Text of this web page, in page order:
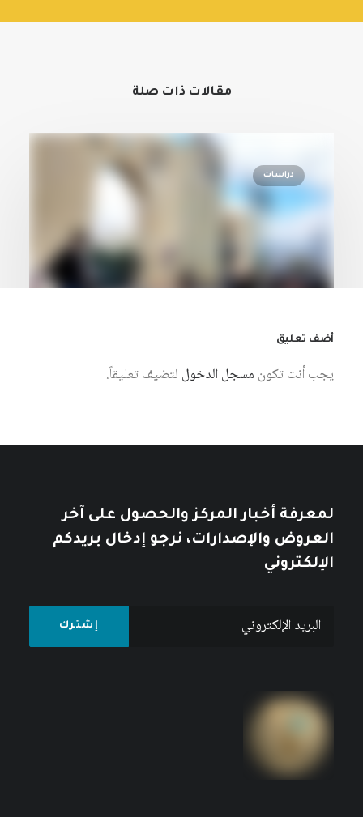
مقالات ذات صلة
دراسات
6 أغسطس، 2026
أضف تعليق
يجب أنت تكون مسجل الدخول لتضيف تعليقاً.
لمعرفة أخبار المركز والحصول على آخر
العروض والإصدارات، نرجو إدخال بريدكم
الإلكتروني